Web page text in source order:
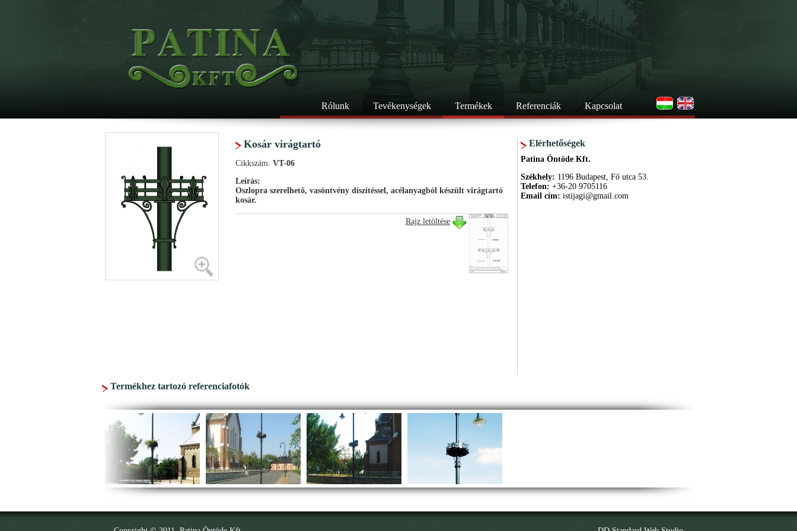
Rólunk Tevékenységek Termékek Referenciák Kapcsolat
Kosár virágtartó
Cikkszám: VT-06
Leírás:
Oszlopra szerelhető, vasöntvény díszítéssel, acélanyagból készült virágtartó
kosár.
Rajz letöltése
Elérhetőségek
Patina Öntöde Kft.
Székhely: 1196 Budapest, Fő utca 53.
Telefon: +36-20 9705116
Email cím: istijagi@gmail.com
Termékhez tartozó referenciafotók